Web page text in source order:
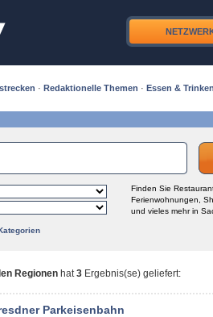
· Redaktionelle Themen · Essen &
Finden Sie
Ferienwohnungen,
und vieles mehr in
Regionen hat3 Ergebnis(se) geliefert:
Parkeisenbahn